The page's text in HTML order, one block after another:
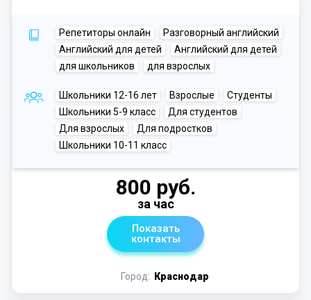
Репетиторы онлайн
Разговорный английский
Английский для детей
Английский для детей
для школьников
для взрослых
Школьники 12-16 лет Взрослые
Студенты
Школьники 5-9 класс
Для студентов
Для взрослых
Для подростков
Школьники 10-11 класс
Город: Краснодар
800 руб.
за час
Показать
контакты